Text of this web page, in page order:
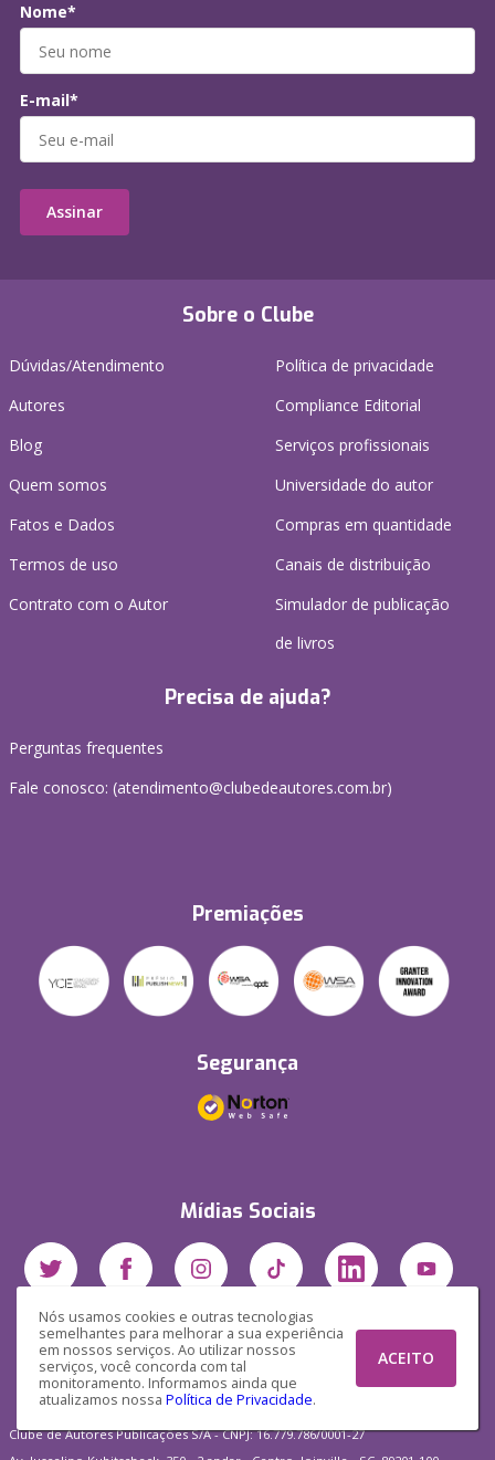
Nós usamos cookies e outras tecnologias
semelhantes para melhorar a sua experiência
em nossos serviços. Ao utilizar nossos
serviços, você concorda com tal
monitoramento. Informamos ainda que
atualizamos nossa Política de Privacidade.
ACEITO
Sobre o Clube
Dúvidas/Atendimento
Autores
Blog
Quem somos
Fatos e Dados
Termos de uso
Contrato com o Autor
Política de privacidade
Compliance Editorial
Serviços profissionais
Universidade do autor
Compras em quantidade
Canais de distribuição
Simulador de publicação
de livros
Precisa de ajuda?
Perguntas frequentes
Fale conosco: (atendimento@clubedeautores.com.br)
Premiações
Segurança
Mídias Sociais
Nome*
E-mail*
Assinar
Clube de Autores Publicações S/A - CNPJ: 16.779.786/0001-27